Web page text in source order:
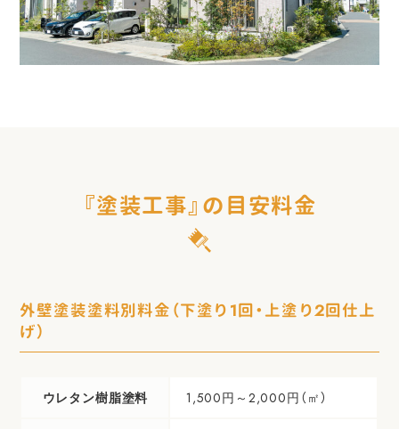
『塗装工事』の目安料金
外壁塗装塗料別料金（下塗り1回・上塗り2回仕上
げ）
ウレタン樹脂塗料 1,500円～2,000円（㎡）